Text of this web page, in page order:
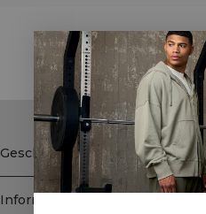
Geschäft
Information